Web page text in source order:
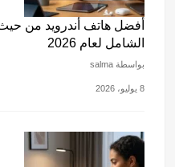
أفضل هاتف أندرويد من حيث
الشامل لعام 2026
بواسطة salma
8 يوليو، 2026